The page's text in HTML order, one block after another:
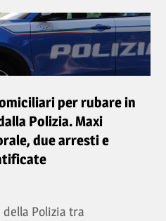
per rubare in
Polizia. Maxi
due arresti e
Polizia tra